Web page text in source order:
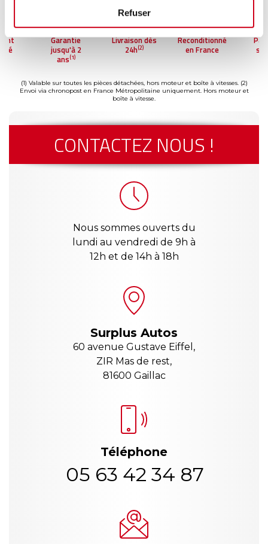
Refuser
Garantie
jusqu'à 2
ans(1)
Livraison dès
24h(2)
Reconditionné
en France
(1) Valable sur toutes les pièces détachées, hors moteur et boîte à vitesses. (2)
Envoi via chronopost en France Métropolitaine uniquement. Hors moteur et
boîte à vitesse.
CONTACTEZ NOUS !
Nous sommes ouverts du
lundi au vendredi de 9h à
12h et de 14h à 18h
Surplus Autos
60 avenue Gustave Eiffel,
ZIR Mas de rest,
81600 Gaillac
Téléphone
05 63 42 34 87